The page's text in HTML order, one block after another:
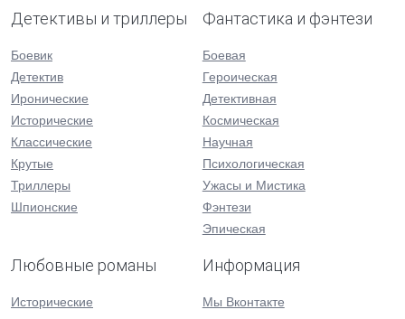
Детективы и триллеры
Боевик
Детектив
Иронические
Исторические
Классические
Крутые
Триллеры
Шпионские
Фантастика и фэнтези
Боевая
Героическая
Детективная
Космическая
Научная
Психологическая
Ужасы и Мистика
Фэнтези
Эпическая
Любовные романы
Исторические
Информация
Мы Вконтакте